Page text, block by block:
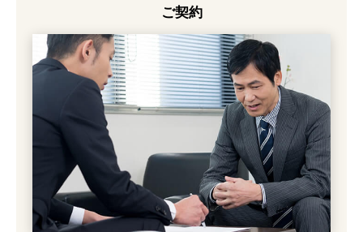
ご契約